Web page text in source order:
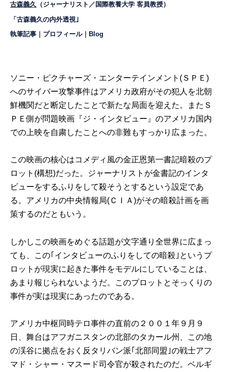
古森義久 （ジャーナリスト／国際教養大学 客員教授）
「古森義久の内外透視｣
執筆記事
プロフィール｜ Blog
ソニー・ピクチャーズ・エンターテインメント(ＳＰＥ)
へのサイバー攻撃事件はアメリカ政府がその犯人を北朝
鮮機関だと断定したことで新たな局面を迎えた。またＳ
ＰＥ側が問題映画『ジ・インタビュー』のアメリカ国内
での上映を自粛したことへの非難もすっかり広まった。
この映画の核心はコメディ風の金正恩第一書記暗殺のプ
ロット(構想)だった。ジャーナリストが金書記のインタ
ビューをするふりをして殺そうとするという設定であ
る。アメリカの中央情報局(ＣＩＡ)がその暗殺計画を画
策するのだともいう。
しかしこの映画をめぐる話題が文字通り全世界に広まっ
ても、この｢インタビューのふりをしての暗殺｣というプ
ロットが現実に起きた事件をモデルにしていることは、
あまり報じられないようだ。このプロットとそっくりの
事件が実は現実にあったのである。
アメリカ中枢同時テロ事件の直前の２００１年９月９
日、舞台はアフガニスタンの北部のタカール州、この地
の渓谷に拠点をおく反タリバン派｢北部同盟｣の戦士アフ
マド・シャー・マスード司令官が殺されたのだ。ベルギ